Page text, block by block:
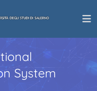
System